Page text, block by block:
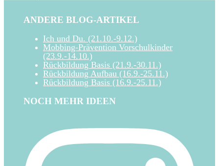
ANDERE BLOG-ARTIKEL
Ich und Du. (21.10.-9.12.)
Mobbing-Prävention Vorschulkinder
(23.9.-14.10.)
Rückbildung Basis (21.9.-30.11.)
Rückbildung Aufbau (16.9.-25.11.)
Rückbildung Basis (16.9.-25.11.)
NOCH MEHR IDEEN